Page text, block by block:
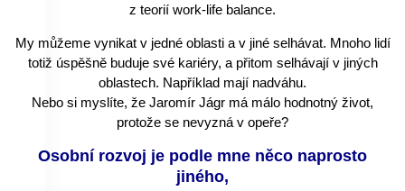
z teorií work-life balance.
My můžeme vynikat v jedné oblasti a v jiné selhávat. Mnoho lidí
totiž úspěšně buduje své kariéry, a přitom selhávají v jiných
oblastech. Například mají nadváhu.
Nebo si myslíte, že Jaromír Jágr má málo hodnotný život,
protože se nevyzná v opeře?
Osobní rozvoj je podle mne něco naprosto
jiného,